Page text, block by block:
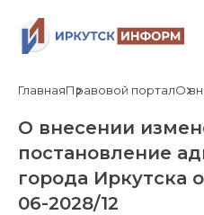
ГлавнаяПравовой порталО
О внесении
постановление
города Иркутска
06-2028/12